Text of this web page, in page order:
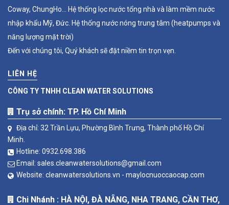
Coway, ChungHo... Hệ thống lọc nước tổng nhà và làm mềm nước
nhập khẩu Mỹ, Đức. Hệ thống nước nóng trung tâm (heatpumps và
năng lượng mặt trời)
Đến với chúng tôi, Quý khách sẽ đặt niềm tin trọn vẹn.
LIÊN HỆ
CÔNG TY TNHH CLEAN WATER SOLUTIONS
Trụ sở chính: TP. Hồ Chí Minh
Địa chỉ: 32 Trần Lựu, Phường Bình Trưng, Thành phố Hồ Chí
Minh.
Hotline: 0932.698.386
Email: sales.cleanwatersolutions@gmail.com
Website: cleanwatersolutions.vn - maylocnuoccaocap.com
Chi Nhánh : HÀ NỘI, ĐÀ NẴNG, NHA TRANG, CẦN THƠ,